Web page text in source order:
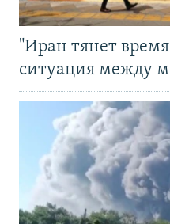
"Иран тянет
ситуация между